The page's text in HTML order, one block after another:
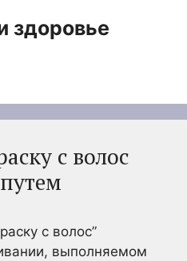
здоровье
с волос
с волос”
выполняемом